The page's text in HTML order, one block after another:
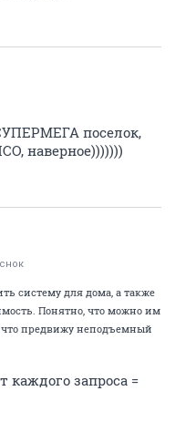
поселок,
наверное)))))))
систему для дома, а также
Понятно, что можно им
что предвижу неподъемный
каждого запроса =